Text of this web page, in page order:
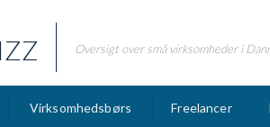
Oversigt over små virksomheder i
Virksomhedsbørs Freelancer